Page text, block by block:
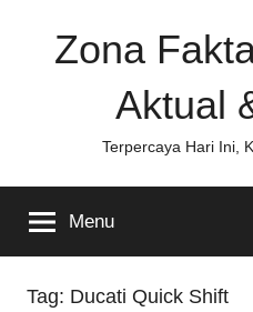
Zona
Aktual
Terpercaya Hari Ini,
Menu
Tag: Ducati Quick Shift